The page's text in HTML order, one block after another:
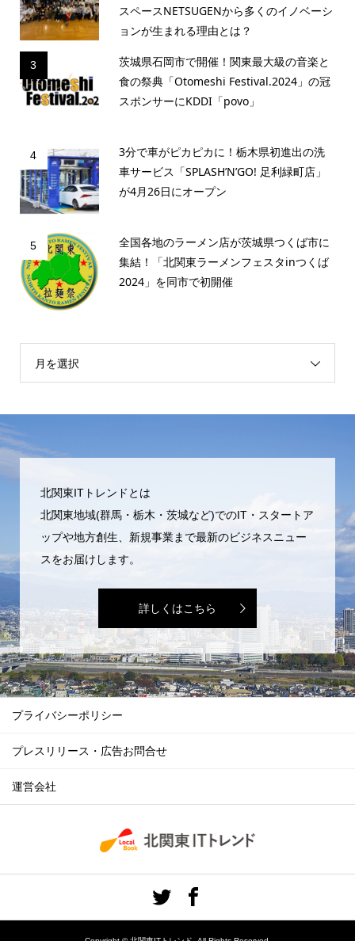
スペースNETSUGENから多くのイノベーシ
ョンが生まれる理由とは？
3
茨城県石岡市で開催！関東最大級の音楽と
食の祭典「Otomeshi Festival.2024」の冠
スポンサーにKDDI「povo」
4
3分で車がピカピカに！栃木県初進出の洗
車サービス「SPLASH’N’GO! 足利緑町店」
が4月26日にオープン
5
全国各地のラーメン店が茨城県つくば市に
集結！「北関東ラーメンフェスタinつくば
2024」を同市で初開催
月を選択
北関東ITトレンドとは
北関東地域(群馬・栃木・茨城など)でのIT・スタートア
ップや地方創生、新規事業まで最新のビジネスニュー
スをお届けします。
詳しくはこちら
プライバシーポリシー
プレスリリース・広告お問合せ
運営会社